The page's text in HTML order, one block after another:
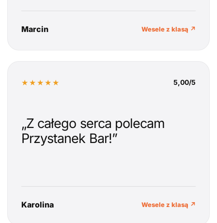
Marcin Wesele z klasą ↗
★★★★★ 5,00/5
„Z całego serca polecam
Przystanek Bar!”
Karolina Wesele z klasą ↗